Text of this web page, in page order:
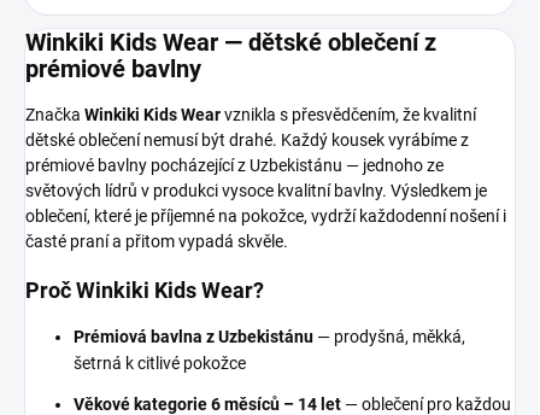
Winkiki Kids Wear — dětské oblečení z
prémiové bavlny
Značka Winkiki Kids Wearvznikla s přesvědčením, že kvalitní
dětské oblečení nemusí být drahé. Každý kousek vyrábíme z
prémiové bavlny pocházející z Uzbekistánu — jednoho ze
světových lídrů v produkci vysoce kvalitní bavlny. Výsledkem je
oblečení, které je příjemné na pokožce, vydrží každodenní nošení i
časté praní a přitom vypadá skvěle.
Proč Winkiki Kids Wear?
Prémiová bavlna z Uzbekistánu — prodyšná, měkká,
šetrná k citlivé pokožce
Věkové kategorie 6 měsíců – 14 let — oblečení pro každou